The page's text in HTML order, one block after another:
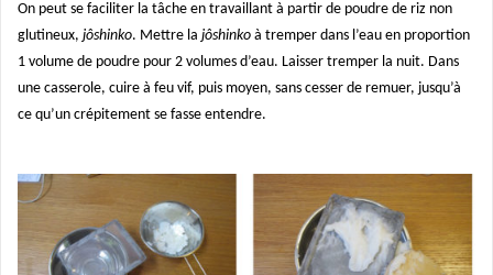
On peut se faciliter la tâche en travaillant à partir de poudre de riz non
glutineux, jôshinko. Mettre la jôshinko à tremper dans l’eau en proportion
1 volume de poudre pour 2 volumes d’eau. Laisser tremper la nuit. Dans
une casserole, cuire à feu vif, puis moyen, sans cesser de remuer, jusqu’à
ce qu’un crépitement se fasse entendre.